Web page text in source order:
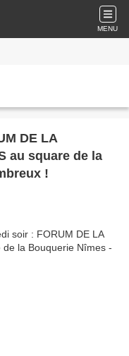
MENU
DE LA
au square de la
!